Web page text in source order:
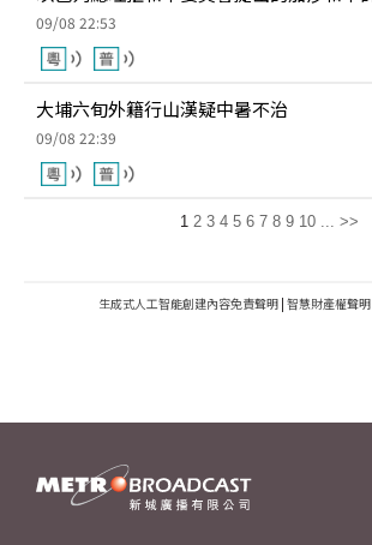
09/08 22:53
大埔六旬外籍行山漢疑中暑不治
09/08 22:39
1 2 3 4 5 6 7 8 9 10 ... >>
生成式人工智能創建內容免責聲明 | 智慧財產權聲明